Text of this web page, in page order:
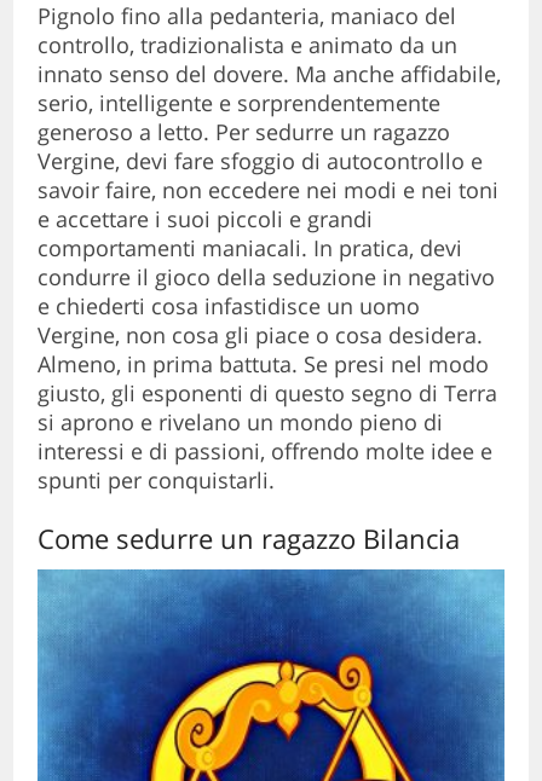
Pignolo fino alla pedanteria, maniaco del
controllo, tradizionalista e animato da un
innato senso del dovere. Ma anche affidabile,
serio, intelligente e sorprendentemente
generoso a letto. Per sedurre un ragazzo
Vergine, devi fare sfoggio di autocontrollo e
savoir faire, non eccedere nei modi e nei toni
e accettare i suoi piccoli e grandi
comportamenti maniacali. In pratica, devi
condurre il gioco della seduzione in negativo
e chiederti cosa infastidisce un uomo
Vergine, non cosa gli piace o cosa desidera.
Almeno, in prima battuta. Se presi nel modo
giusto, gli esponenti di questo segno di Terra
si aprono e rivelano un mondo pieno di
interessi e di passioni, offrendo molte idee e
spunti per conquistarli.
Come sedurre un ragazzo Bilancia